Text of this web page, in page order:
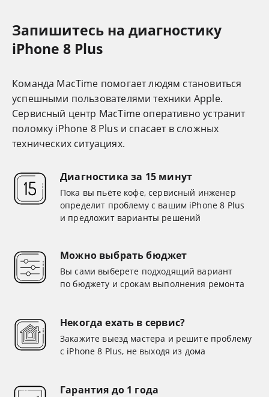
Запишитесь на диагностику
iPhone 8 Plus
Команда MacTime помогает людям становиться
успешными пользователями техники Apple.
Cервисный центр MacTime оперативно устранит
поломку iPhone 8 Plus и спасает в сложных
технических ситуациях.
Диагностика за 15 минут
Пока вы пьёте кофе, сервисный инженер
определит проблему с вашим iPhone 8 Plus
и предложит варианты решений
Можно выбрать бюджет
Вы сами выберете подходящий вариант
по бюджету и срокам выполнения ремонта
Некогда ехать в сервис?
Закажите выезд мастера и решите проблему
с iPhone 8 Plus, не выходя из дома
Гарантия до 1 года